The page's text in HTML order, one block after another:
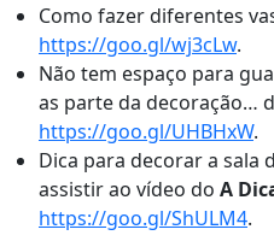
Como fazer diferentes
https://goo.gl/wj3cLw.
Não tem espaço para
as parte da decoração…
https://goo.gl/UHBHxW.
Dica para decorar a sala
assistir ao vídeo do A
https://goo.gl/ShULM4.